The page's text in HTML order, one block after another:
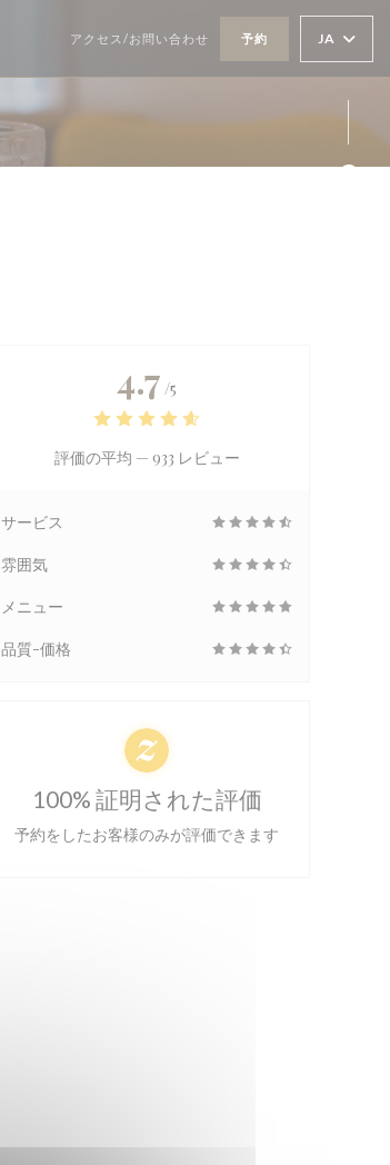
((新しいウィンドウで開きます))
((新しいウィンドウで開きます))
アクセス/お問い合わせ 予約 JA
4.7 /5
評価の平均 — 933 レビュー
サービス
雰囲気
メニュー
品質-価格
100% 証明された評価
予約をしたお客様のみが評価できます